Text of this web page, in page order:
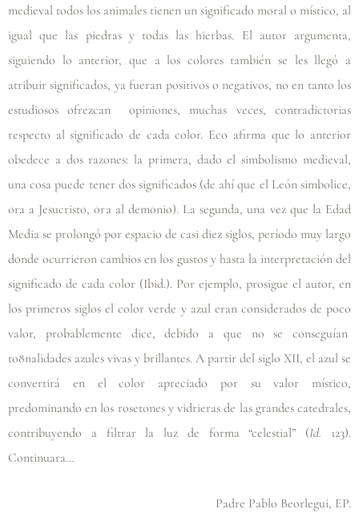
medieval todos los animales tienen un significado moral o místico, al
igual que las piedras y todas las hierbas. El autor argumenta,
siguiendo lo anterior, que a los colores también se les llegó a
atribuir significados, ya fueran positivos o negativos, no en tanto los
estudiosos ofrezcan opiniones, muchas veces, contradictorias
respecto al significado de cada color. Eco afirma que lo anterior
obedece a dos razones: la primera, dado el simbolismo medieval,
una cosa puede tener dos significados (de ahí que el León simbolice,
ora a Jesucristo, ora al demonio). La segunda, una vez que la Edad
Media se prolongó por espacio de casi diez siglos, período muy largo
donde ocurrieron cambios en los gustos y hasta la interpretación del
significado de cada color (Ibid.). Por ejemplo, prosigue el autor, en
los primeros siglos el color verde y azul eran considerados de poco
valor, probablemente dice, debido a que no se conseguían
to8nalidades azules vivas y brillantes. A partir del siglo XII, el azul se
convertirá en el color apreciado por su valor místico,
predominando en los rosetones y vidrieras de las grandes catedrales,
contribuyendo a filtrar la luz de forma “celestial” (Id. 123).
Continuara…
Padre Pablo Beorlegui, EP.